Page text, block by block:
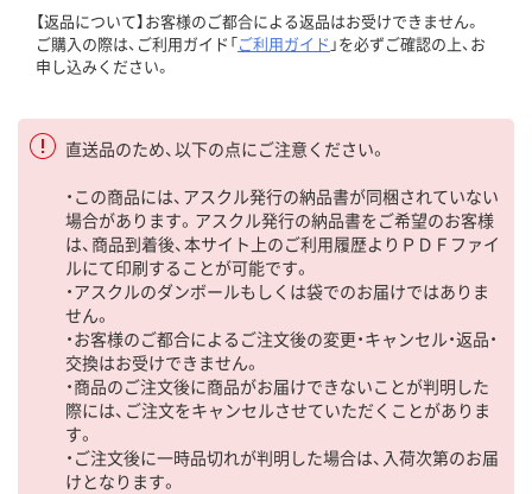
【返品について】お客様のご都合による返品はお受けできません。
ご購入の際は、ご利用ガイド「ご利用ガイド 」を必ずご確認の上、お
申し込みください。
直送品のため、以下の点にご注意ください。
・この商品には、アスクル発行の納品書が同梱されていない
場合があります。アスクル発行の納品書をご希望のお客様
は、商品到着後、本サイト上のご利用履歴よりＰＤＦファイ
ルにて印刷することが可能です。
・アスクルのダンボールもしくは袋でのお届けではありま
せん。
・お客様のご都合によるご注文後の変更・キャンセル・返品・
交換はお受けできません。
・商品のご注文後に商品がお届けできないことが判明した
際には、ご注文をキャンセルさせていただくことがありま
す。
・ご注文後に一時品切れが判明した場合は、入荷次第のお届
けとなります。